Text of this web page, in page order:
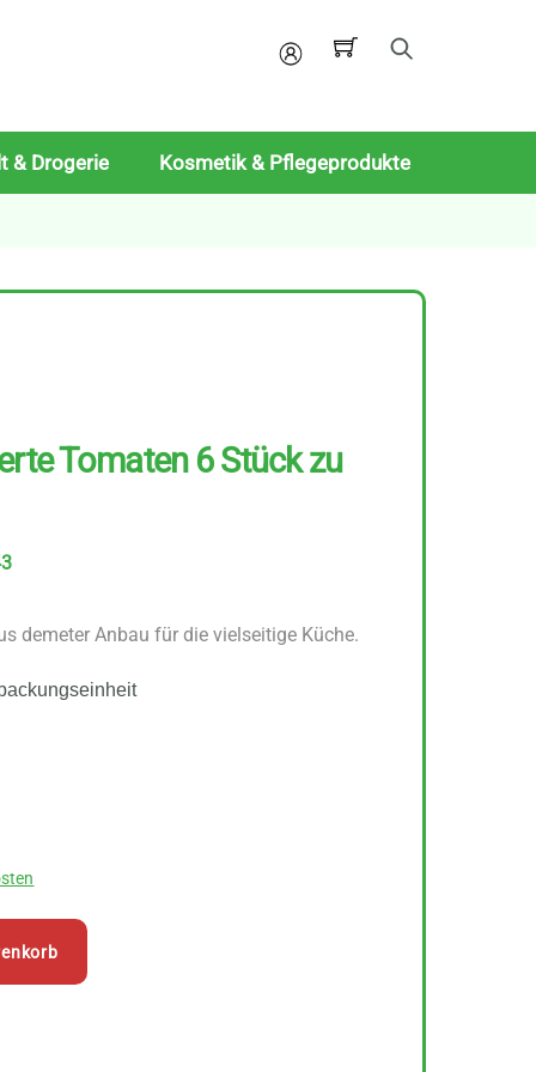
Mein
& Drogerie Kosmetik & Pflegeprodukte
Tomaten 6 Stück zu
demeter Anbau für die vielseitige Küche.